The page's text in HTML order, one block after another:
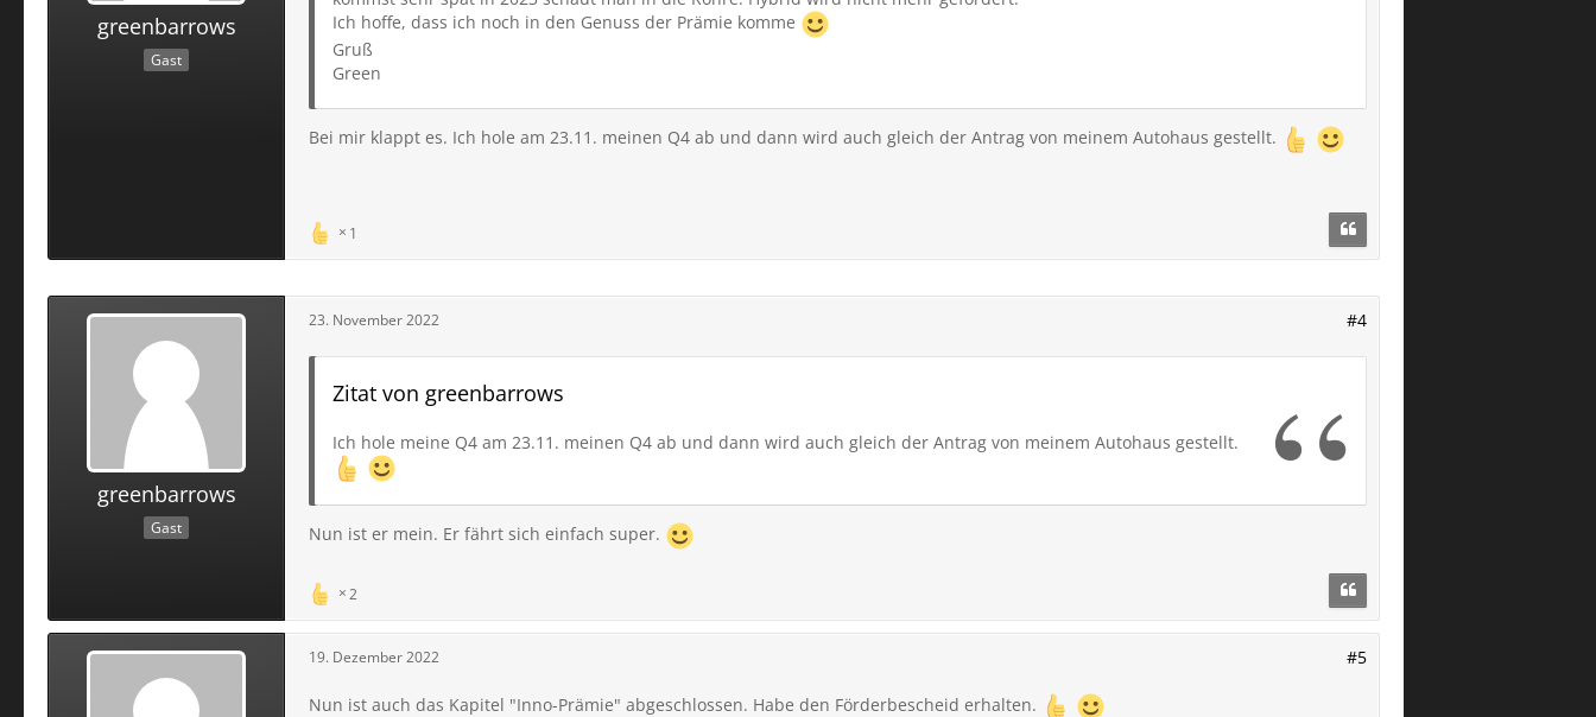
greenbarrows
Gast
Ich hoffe, dass ich noch in den Genuss der Prämie komme
Gruß
Green
Bei mir klappt es. Ich hole am 23.11. meinen Q4 ab und dann wird auch gleich der Antrag von meinem Autohaus gestellt.
1
greenbarrows
Gast
23. November 2022 #4
Zitat von greenbarrows
Ich hole meine Q4 am 23.11. meinen Q4 ab und dann wird auch gleich der Antrag von meinem Autohaus gestellt.
Nun ist er mein. Er fährt sich einfach super.
2
19. Dezember 2022 #5
Nun ist auch das Kapitel "Inno-Prämie" abgeschlossen. Habe den Förderbescheid erhalten.